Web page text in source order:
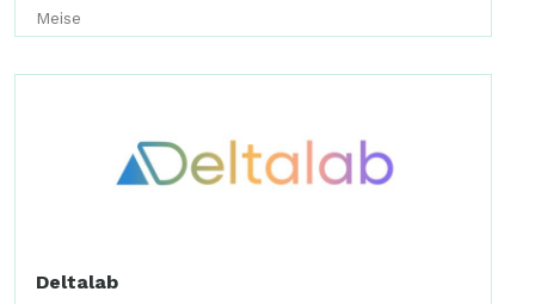
Meise
Deltalab